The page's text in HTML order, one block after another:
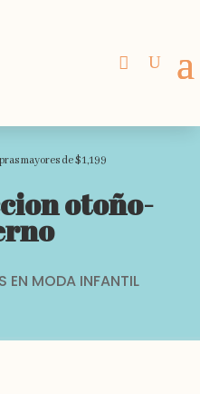
mayores de $1,199
otoño-
EN MODA INFANTIL